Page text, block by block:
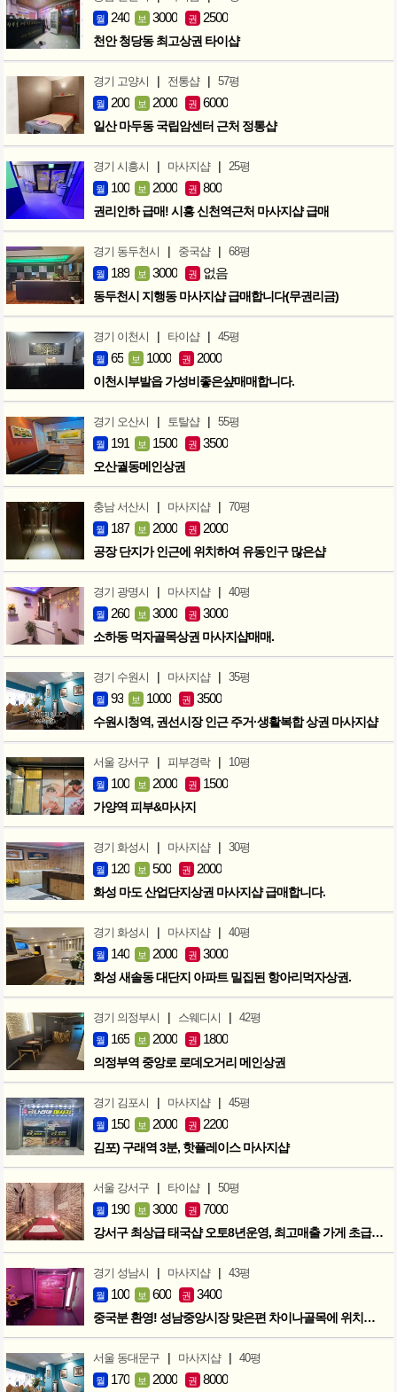
월 240 보 3000 권 2500
천안 청당동 최고상권 타이샵
경기 고양시 | 전통샵 | 57평
월 200 보 2000 권 6000
일산 마두동 국립암센터 근처 정통샵
경기 시흥시 | 마사지샵 | 25평
월 100 보 2000 권 800
권리인하 급매! 시흥 신천역근처 마사지샵 급매
경기 동두천시 | 중국샵 | 68평
월 189 보 3000 권 없음
동두천시 지행동 마사지샵 급매합니다(무권리금)
경기 이천시 | 타이샵 | 45평
월 65 보 1000 권 2000
이천시부발읍 가성비좋은샾매매합니다.
경기 오산시 | 토탈샵 | 55평
월 191 보 1500 권 3500
오산궐동메인상권
충남 서산시 | 마사지샵 | 70평
월 187 보 2000 권 2000
공장 단지가 인근에 위치하여 유동인구 많은샵
경기 광명시 | 마사지샵 | 40평
월 260 보 3000 권 3000
소하동 먹자골목상권 마사지샵매매.
경기 수원시 | 마사지샵 | 35평
월 93 보 1000 권 3500
수원시청역, 권선시장 인근 주거·생활복합 상권 마사지샵
서울 강서구 | 피부경락 | 10평
월 100 보 2000 권 1500
가양역 피부&마사지
경기 화성시 | 마사지샵 | 30평
월 120 보 500 권 2000
화성 마도 산업단지상권 마사지샵 급매합니다.
경기 화성시 | 마사지샵 | 40평
월 140 보 2000 권 3000
화성 새솔동 대단지 아파트 밀집된 항아리먹자상권.
경기 의정부시 | 스웨디시 | 42평
월 165 보 2000 권 1800
의정부역 중앙로 로데오거리 메인상권
경기 김포시 | 마사지샵 | 45평
월 150 보 2000 권 2200
김포) 구래역 3분, 핫플레이스 마사지샵
서울 강서구 | 타이샵 | 50평
월 190 보 3000 권 7000
강서구 최상급 태국샵 오토8년운영, 최고매출 가게 초급매!!!
경기 성남시 | 마사지샵 | 43평
월 100 보 600 권 3400
중국분 환영! 성남중앙시장 맞은편 차이나골목에 위치한 마사지샵
서울 동대문구 | 마사지샵 | 40평
월 170 보 2000 권 8000